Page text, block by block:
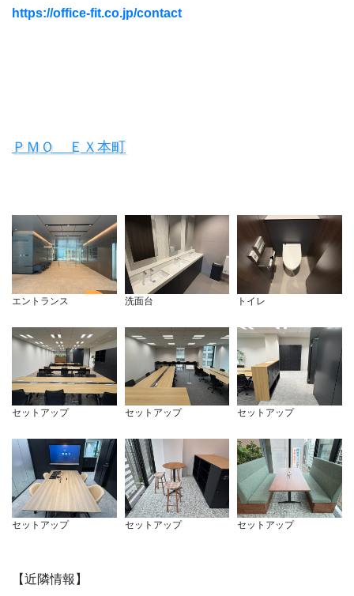
https://office-fit.co.jp/contact
ＰＭＯ ＥＸ本町
エントランス 洗面台 トイレ
セットアップ セットアップ セットアップ
セットアップ セットアップ セットアップ
【近隣情報】